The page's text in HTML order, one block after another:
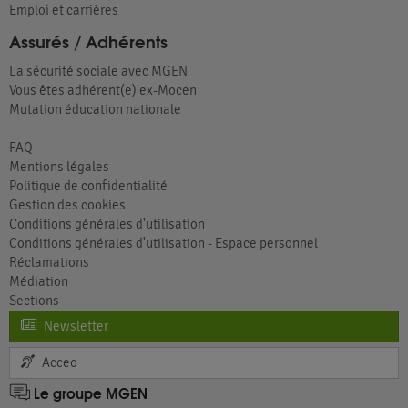
Emploi et carrières
Assurés / Adhérents
La sécurité sociale avec MGEN
Vous êtes adhérent(e) ex-Mocen
Mutation éducation nationale
FAQ
Mentions légales
Politique de confidentialité
Gestion des cookies
Conditions générales d'utilisation
Conditions générales d'utilisation - Espace personnel
Réclamations
Médiation
Sections
Newsletter
Acceo
Le groupe MGEN